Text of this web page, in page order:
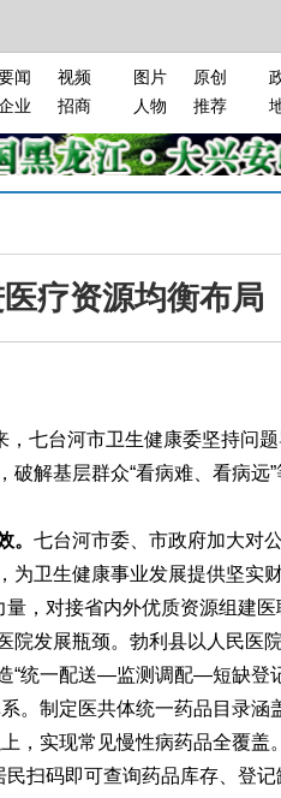
闻
视频
业
招商
图片
原创
人物
推荐
疗资源均衡布局
七台河市卫生健康委坚持问题
解基层群众“看病难、看病远”
。 七台河市委、市政府加大对
为卫生健康事业发展提供坚实
，对接省内外优质资源组建医
院发展瓶颈。勃利县以人民医
“统一配送—监测调配—短缺登
。制定医共体统一药品目录涵
，实现常见慢性病药品全覆盖
扫码即可查询药品库存、登记